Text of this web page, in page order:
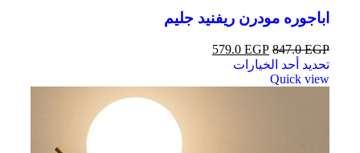
اباجوره مودرن ريفنيد جليم
847.0EGP
579.0 EGP
تحديد أحد الخيارات
Quick view